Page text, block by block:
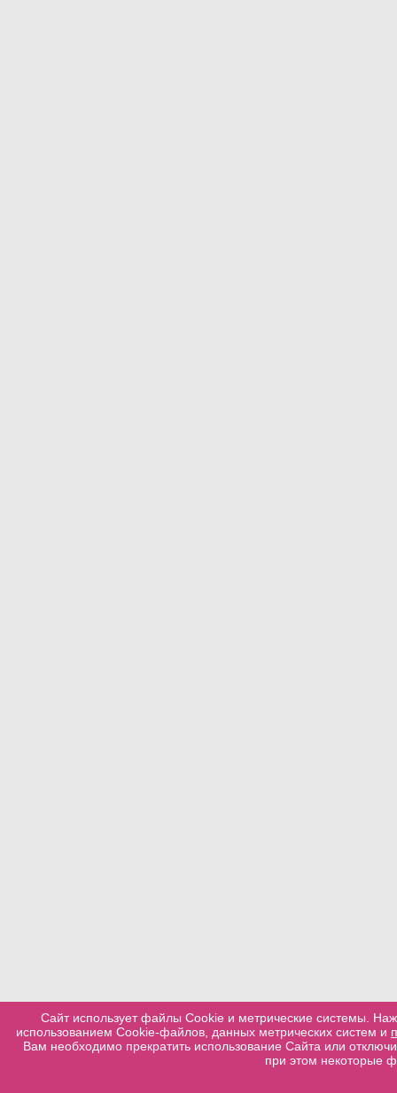
Сайт использует файлы Cookie и метрические системы.
использованием Cookie-файлов, данных метрических систем и
Вам необходимо прекратить использование Сайта или
при этом некоторые